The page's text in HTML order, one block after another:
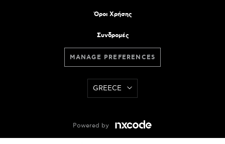
Όροι Χρήσης
Συνδρομές
MANAGE PREFERENCES
GREECE
Powered by